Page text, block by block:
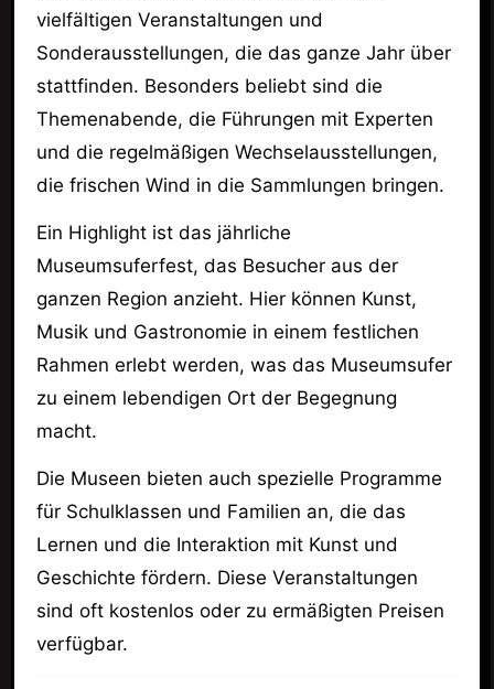
vielfältigen Veranstaltungen und
Sonderausstellungen, die das ganze Jahr über
stattfinden. Besonders beliebt sind die
Themenabende, die Führungen mit Experten
und die regelmäßigen Wechselausstellungen,
die frischen Wind in die Sammlungen bringen.
Ein Highlight ist das jährliche
Museumsuferfest, das Besucher aus der
ganzen Region anzieht. Hier können Kunst,
Musik und Gastronomie in einem festlichen
Rahmen erlebt werden, was das Museumsufer
zu einem lebendigen Ort der Begegnung
macht.
Die Museen bieten auch spezielle Programme
für Schulklassen und Familien an, die das
Lernen und die Interaktion mit Kunst und
Geschichte fördern. Diese Veranstaltungen
sind oft kostenlos oder zu ermäßigten Preisen
verfügbar.